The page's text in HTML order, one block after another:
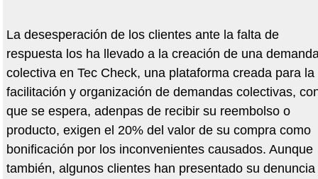
La desesperación de los clientes ante la falta de
respuesta los ha llevado a la creación de una
colectiva en Tec Check, una plataforma creada para la
facilitación y organización de demandas colectivas,
que se espera, adenpas de recibir su reembolso o
producto, exigen el 20% del valor de su compra como
bonificación por los inconvenientes causados. Aunque
también, algunos clientes han presentado su denuncia